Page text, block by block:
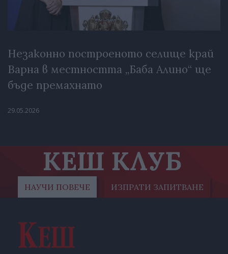
Незаконно построеното селище край
Варна в местността „Баба Алино“ ще
бъде премахнато
29.05.2026
КЕШ КЛУБ
НАУЧИ ПОВЕЧЕ ИЗПРАТИ ЗАПИТВАНЕ